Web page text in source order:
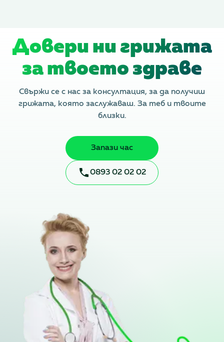
Довери ни грижата
за твоето здраве
Свържи се с нас за консултация, за да получиш
грижата, която заслужаваш. За теб и твоите
близки.
Запази час
0893 02 02 02